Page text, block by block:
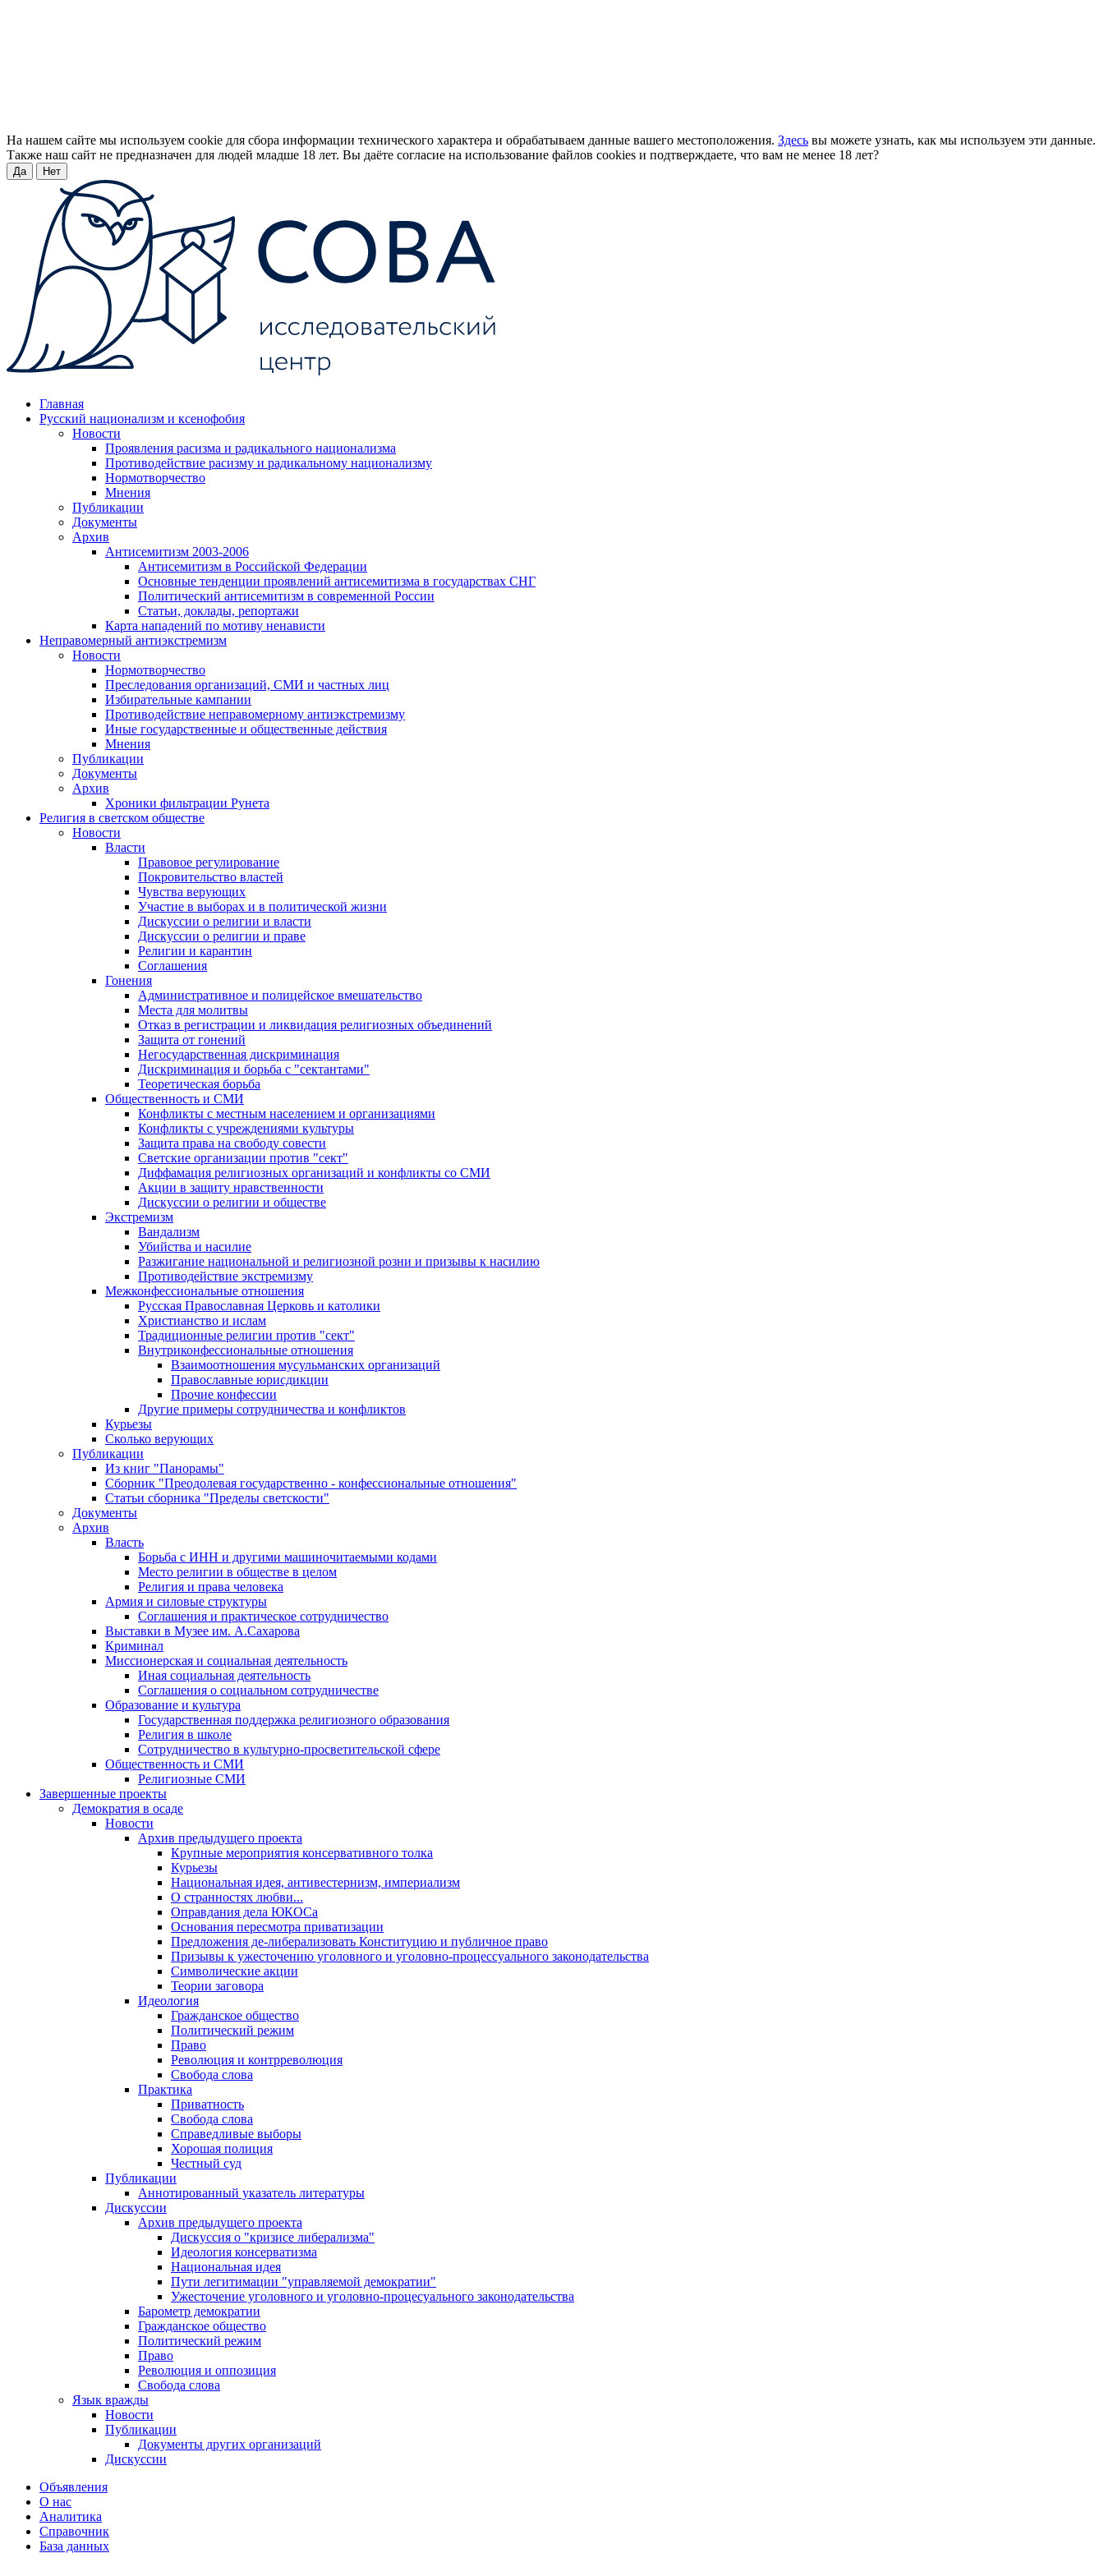
На нашем сайте мы используем cookie для сбора информации технического характера и обрабатываем данные вашего местоположения. Здесь вы можете узнать, как мы используем эти данные.
Также наш сайт не предназначен для людей младше 18 лет. Вы даёте согласие на использование файлов cookies и подтверждаете, что вам не менее 18 лет?
Да Нет
Главная
Русский национализм и ксенофобия
Новости
Проявления расизма и радикального национализма
Противодействие расизму и радикальному национализму
Нормотворчество
Мнения
Публикации
Документы
Архив
Антисемитизм 2003-2006
Антисемитизм в Российской Федерации
Основные тенденции проявлений антисемитизма в государствах СНГ
Политический антисемитизм в современной России
Статьи, доклады, репортажи
Карта нападений по мотиву ненависти
Неправомерный антиэкстремизм
Новости
Нормотворчество
Преследования организаций, СМИ и частных лиц
Избирательные кампании
Противодействие неправомерному антиэкстремизму
Иные государственные и общественные действия
Мнения
Публикации
Документы
Архив
Хроники фильтрации Рунета
Религия в светском обществе
Новости
Власти
Правовое регулирование
Покровительство властей
Чувства верующих
Участие в выборах и в политической жизни
Дискуссии о религии и власти
Дискуссии о религии и праве
Религии и карантин
Соглашения
Гонения
Административное и полицейское вмешательство
Места для молитвы
Отказ в регистрации и ликвидация религиозных объединений
Защита от гонений
Негосударственная дискриминация
Дискриминация и борьба с "сектантами"
Теоретическая борьба
Общественность и СМИ
Конфликты с местным населением и организациями
Конфликты с учреждениями культуры
Защита права на свободу совести
Светские организации против "сект"
Диффамация религиозных организаций и конфликты со СМИ
Акции в защиту нравственности
Дискуссии о религии и обществе
Экстремизм
Вандализм
Убийства и насилие
Разжигание национальной и религиозной розни и призывы к насилию
Противодействие экстремизму
Межконфессиональные отношения
Русская Православная Церковь и католики
Христианство и ислам
Традиционные религии против "сект"
Внутриконфессиональные отношения
Взаимоотношения мусульманских организаций
Православные юрисдикции
Прочие конфессии
Другие примеры сотрудничества и конфликтов
Курьезы
Сколько верующих
Публикации
Из книг "Панорамы"
Сборник "Преодолевая государственно - конфессиональные отношения"
Статьи сборника "Пределы светскости"
Документы
Архив
Власть
Борьба с ИНН и другими машиночитаемыми кодами
Место религии в обществе в целом
Религия и права человека
Армия и силовые структуры
Соглашения и практическое сотрудничество
Выставки в Музее им. А.Сахарова
Криминал
Миссионерская и социальная деятельность
Иная социальная деятельность
Соглашения о социальном сотрудничестве
Образование и культура
Государственная поддержка религиозного образования
Религия в школе
Сотрудничество в культурно-просветительской сфере
Общественность и СМИ
Религиозные СМИ
Завершенные проекты
Демократия в осаде
Новости
Архив предыдущего проекта
Крупные мероприятия консервативного толка
Курьезы
Национальная идея, антивестернизм, империализм
О странностях любви...
Оправдания дела ЮКОСа
Основания пересмотра приватизации
Предложения де-либерализовать Конституцию и публичное право
Призывы к ужесточению уголовного и уголовно-процессуального законодательства
Символические акции
Теории заговора
Идеология
Гражданское общество
Политический режим
Право
Революция и контрреволюция
Свобода слова
Практика
Приватность
Свобода слова
Справедливые выборы
Хорошая полиция
Честный суд
Публикации
Аннотированный указатель литературы
Дискуссии
Архив предыдущего проекта
Дискуссия о "кризисе либерализма"
Идеология консерватизма
Национальная идея
Пути легитимации "управляемой демократии"
Ужесточение уголовного и уголовно-процесуального законодательства
Барометр демократии
Гражданское общество
Политический режим
Право
Революция и оппозиция
Свобода слова
Язык вражды
Новости
Публикации
Документы других организаций
Дискуссии
Объявления
О нас
Аналитика
Справочник
База данных